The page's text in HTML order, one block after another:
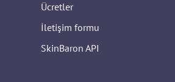
Ücretler
İletişim formu
SkinBaron API